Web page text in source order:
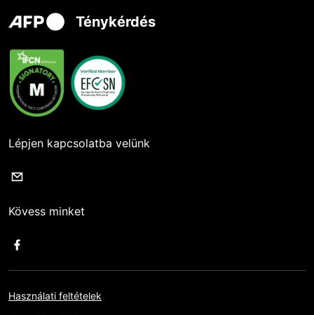
Ténykérdés
Lépjen kapcsolatba velünk
Kövess minket
Használati feltételek